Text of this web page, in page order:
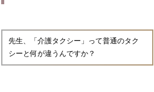
先生、「介護タクシー」って普通のタク
シーと何が違うんですか？